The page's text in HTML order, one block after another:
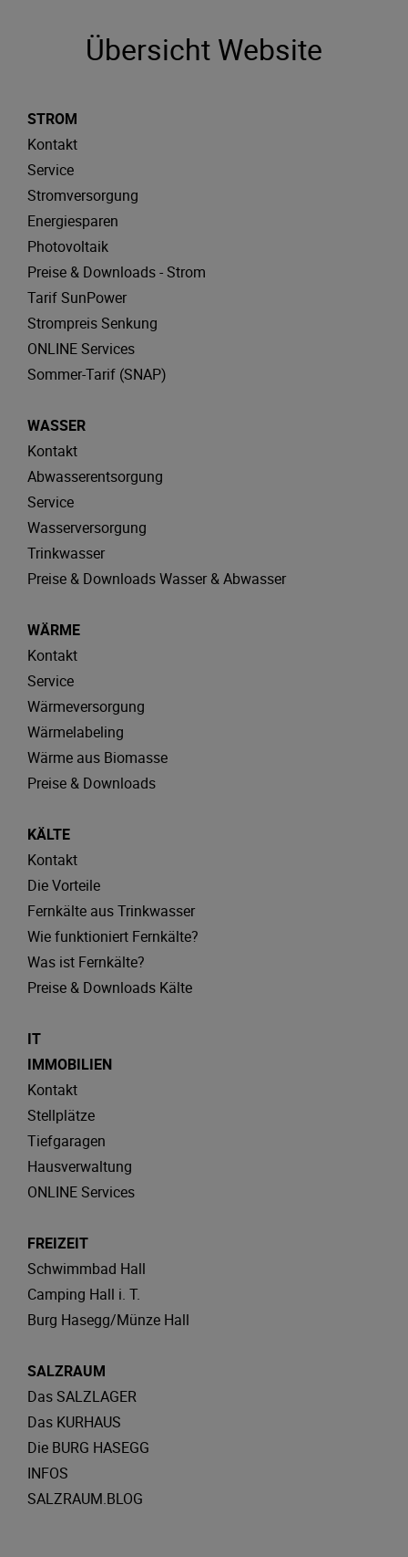
Übersicht Website
STROM
Kontakt
Service
Stromversorgung
Energiesparen
Photovoltaik
Preise & Downloads - Strom
Tarif SunPower
Strompreis Senkung
ONLINE Services
Sommer-Tarif (SNAP)
WASSER
Kontakt
Abwasserentsorgung
Service
Wasserversorgung
Trinkwasser
Preise & Downloads Wasser & Abwasser
WÄRME
Kontakt
Service
Wärmeversorgung
Wärmelabeling
Wärme aus Biomasse
Preise & Downloads
KÄLTE
Kontakt
Die Vorteile
Fernkälte aus Trinkwasser
Wie funktioniert Fernkälte?
Was ist Fernkälte?
Preise & Downloads Kälte
IT
IMMOBILIEN
Kontakt
Stellplätze
Tiefgaragen
Hausverwaltung
ONLINE Services
FREIZEIT
Schwimmbad Hall
Camping Hall i. T.
Burg Hasegg/Münze Hall
SALZRAUM
Das SALZLAGER
Das KURHAUS
Die BURG HASEGG
INFOS
SALZRAUM.BLOG